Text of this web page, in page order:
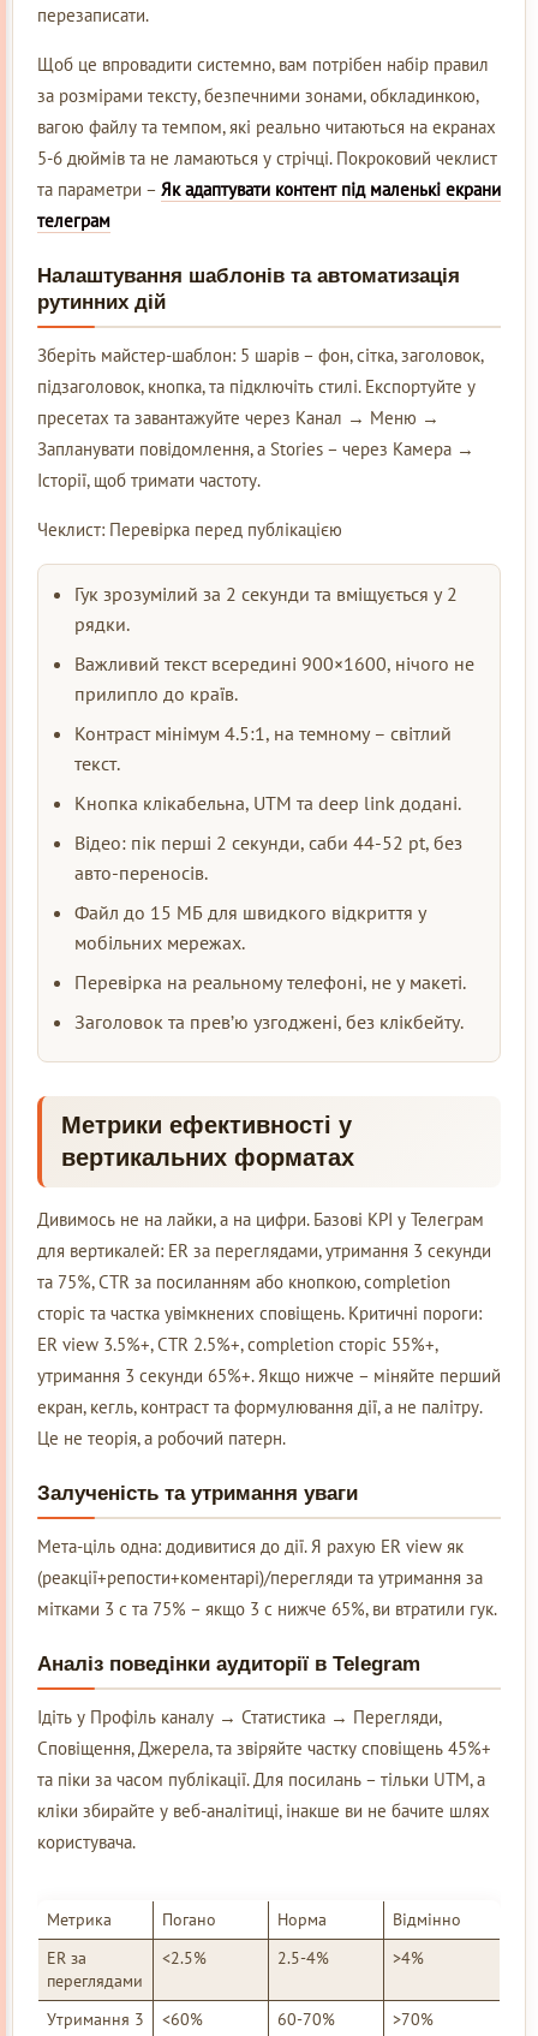
перезаписати.
Щоб це впровадити системно, вам потрібен набір правил
за розмірами тексту, безпечними зонами, обкладинкою,
вагою файлу та темпом, які реально читаються на екранах
5-6 дюймів та не ламаються у стрічці. Покроковий чеклист
та параметри – Як адаптувати контент під маленькі екрани
телеграм
Налаштування шаблонів та автоматизація
рутинних дій
Зберіть майстер-шаблон: 5 шарів – фон, сітка, заголовок,
підзаголовок, кнопка, та підключіть стилі. Експортуйте у
пресетах та завантажуйте через Канал → Меню →
Запланувати повідомлення, а Stories – через Камера →
Історії, щоб тримати частоту.
Чеклист: Перевірка перед публікацією
Гук зрозумілий за 2 секунди та вміщується у 2
рядки.
Важливий текст всередині 900×1600, нічого не
прилипло до країв.
Контраст мінімум 4.5:1, на темному – світлий
текст.
Кнопка клікабельна, UTM та deep link додані.
Відео: пік перші 2 секунди, саби 44-52 pt, без
авто-переносів.
Файл до 15 МБ для швидкого відкриття у
мобільних мережах.
Перевірка на реальному телефоні, не у макеті.
Заголовок та прев’ю узгоджені, без клікбейту.
Метрики ефективності у
вертикальних форматах
Дивимось не на лайки, а на цифри. Базові KPI у Телеграм
для вертикалей: ER за переглядами, утримання 3 секунди
та 75%, CTR за посиланням або кнопкою, completion
сторіс та частка увімкнених сповіщень. Критичні пороги:
ER view 3.5%+, CTR 2.5%+, completion сторіс 55%+,
утримання 3 секунди 65%+. Якщо нижче – міняйте перший
екран, кегль, контраст та формулювання дії, а не палітру.
Це не теорія, а робочий патерн.
Залученість та утримання уваги
Мета-ціль одна: додивитися до дії. Я рахую ER view як
(реакції+репости+коментарі)/перегляди та утримання за
мітками 3 с та 75% – якщо 3 с нижче 65%, ви втратили гук.
Аналіз поведінки аудиторії в Telegram
Ідіть у Профіль каналу → Статистика → Перегляди,
Сповіщення, Джерела, та звіряйте частку сповіщень 45%+
та піки за часом публікації. Для посилань – тільки UTM, а
кліки збирайте у веб-аналітиці, інакше ви не бачите шлях
користувача.
Метрика Погано Норма
Відмінно
ER за
переглядами
<2.5% 2.5-4% >4%
Утримання 3
<60% 60-70% >70%